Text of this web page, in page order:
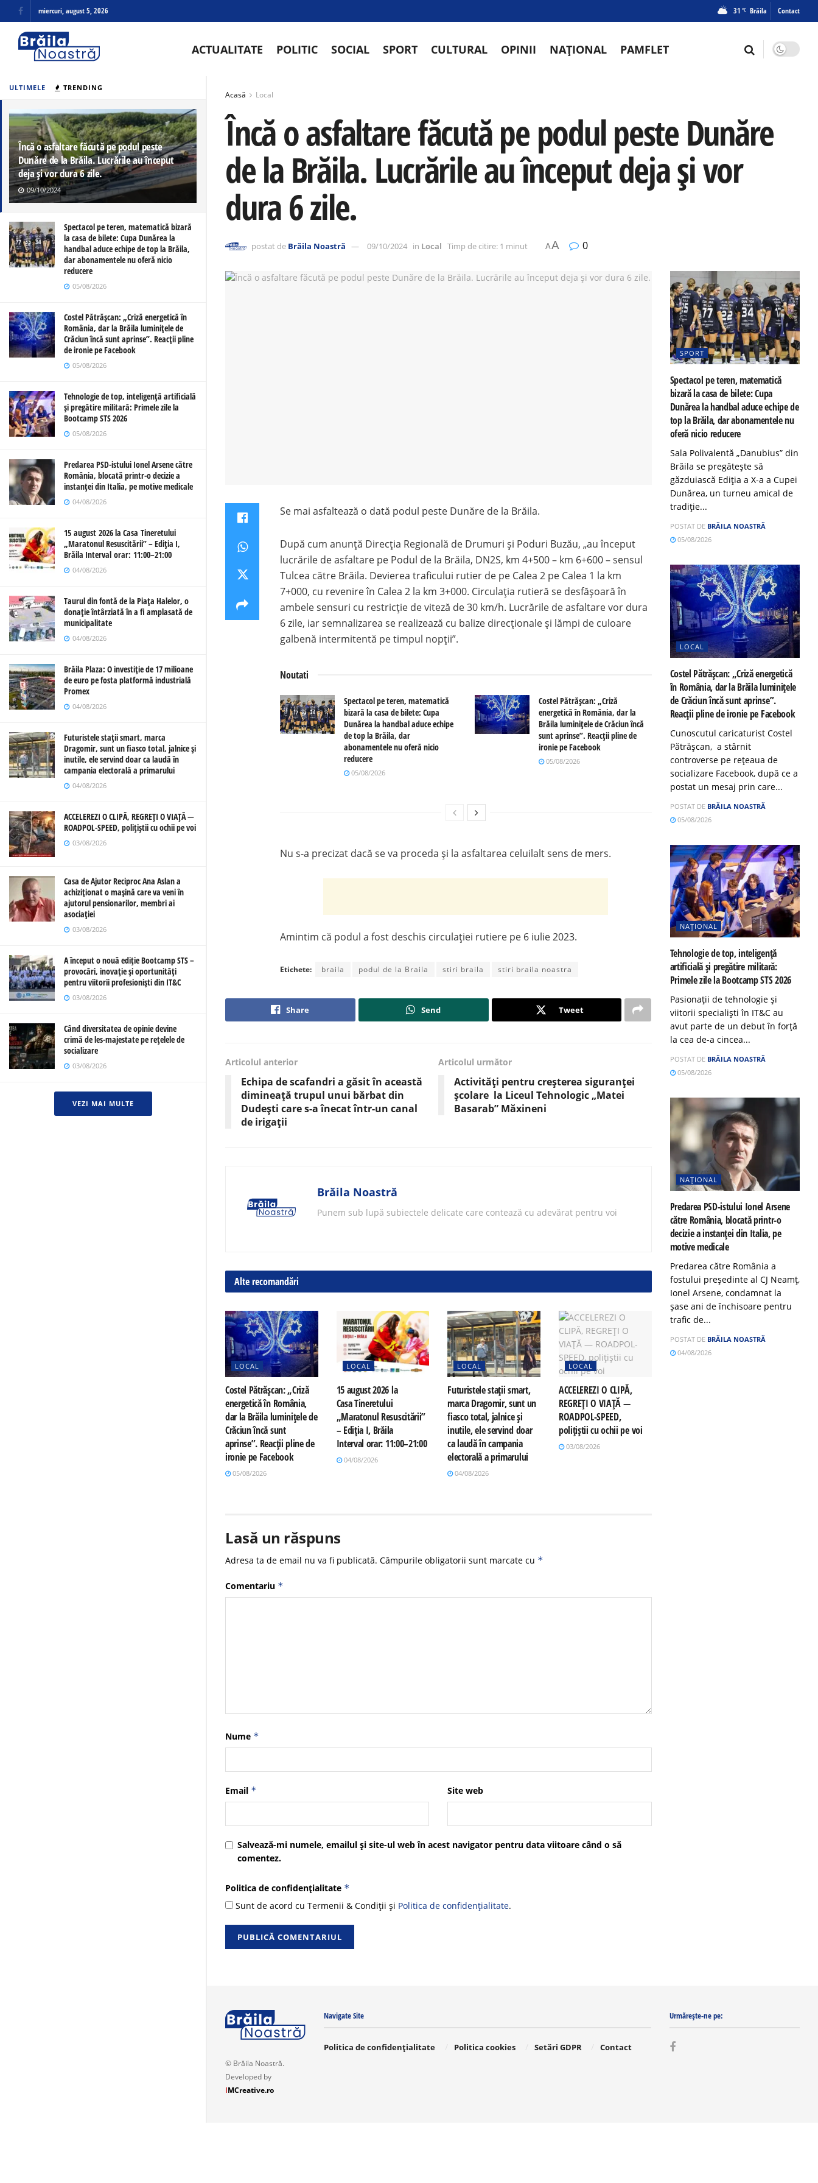
ULTIMELE TRENDING
Încă o asfaltare făcută pe podul peste
Dunăre de la Brăila. Lucrările au început
deja și vor dura 6 zile.
09/10/2024
Spectacol pe teren, matematică bizară
la casa de bilete: Cupa Dunărea la
handbal aduce echipe de top la Brăila,
dar abonamentele nu oferă nicio
reducere
05/08/2026
Costel Pătrășcan: „Criză energetică în
România, dar la Brăila luminițele de
Crăciun încă sunt aprinse”. Reacții pline
de ironie pe Facebook
05/08/2026
Tehnologie de top, inteligență artificială
și pregătire militară: Primele zile la
Bootcamp STS 2026
05/08/2026
Predarea PSD-istului Ionel Arsene către
România, blocată printr-o decizie a
instanței din Italia, pe motive medicale
04/08/2026
15 august 2026 la Casa Tineretului
„Maratonul Resuscitării” – Ediția I,
Brăila Interval orar: 11:00–21:00
04/08/2026
Taurul din fontă de la Piața Halelor, o
donație întârziată în a fi amplasată de
municipalitate
04/08/2026
Brăila Plaza: O investiție de 17 milioane
de euro pe fosta platformă industrială
Promex
04/08/2026
Futuristele stații smart, marca
Dragomir, sunt un fiasco total, jalnice și
inutile, ele servind doar ca laudă în
campania electorală a primarului
04/08/2026
ACCELEREZI O CLIPĂ, REGREȚI O VIAȚĂ —
ROADPOL-SPEED, polițiștii cu ochii pe voi
03/08/2026
Casa de Ajutor Reciproc Ana Aslan a
achiziționat o mașină care va veni în
ajutorul pensionarilor, membri ai
asociației
03/08/2026
A început o nouă ediție Bootcamp STS –
provocări, inovație și oportunități
pentru viitorii profesioniști din IT&C
03/08/2026
Când diversitatea de opinie devine
crimă de les-majestate pe rețelele de
socializare
03/08/2026
VEZI MAI MULTE
miercuri, august 5, 2026 31 °C Brăila Contact
ACTUALITATE POLITIC SOCIAL SPORT CULTURAL OPINII NAȚIONAL PAMFLET
Acasă Local
Încă o asfaltare făcută pe podul peste Dunăre
de la Brăila. Lucrările au început deja și vor
dura 6 zile.
postat de Brăila Noastră 09/10/2024 in Local Timp de citire: 1 minut AA 0
Se mai asfaltează o dată podul peste Dunăre de la Brăila.
După cum anunță Direcția Regională de Drumuri și Poduri Buzău, „au început
lucrările de asfaltare pe Podul de la Brăila, DN2S, km 4+500 – km 6+600 – sensul
Tulcea către Brăila. Devierea traficului rutier de pe Calea 2 pe Calea 1 la km
7+000, cu revenire în Calea 2 la km 3+000. Circulația rutieră se desfășoară în
ambele sensuri cu restricție de viteză de 30 km/h. Lucrările de asfaltare vor dura
6 zile, iar semnalizarea se realizează cu balize direcționale și lămpi de culoare
galbenă intermitentă pe timpul nopții”.
Noutati
Spectacol pe teren, matematică
bizară la casa de bilete: Cupa
Dunărea la handbal aduce echipe
de top la Brăila, dar
abonamentele nu oferă nicio
reducere
05/08/2026
Costel Pătrășcan: „Criză
energetică în România, dar la
Brăila luminițele de Crăciun încă
sunt aprinse”. Reacții pline de
ironie pe Facebook
05/08/2026
Nu s-a precizat dacă se va proceda și la asfaltarea celuilalt sens de mers.
Amintim că podul a fost deschis circulației rutiere pe 6 iulie 2023.
Etichete: braila podul de la Braila stiri braila stiri braila noastra
Share Send Tweet
Articolul anterior
Echipa de scafandri a găsit în această
dimineață trupul unui bărbat din
Dudești care s-a înecat într-un canal
de irigații
Articolul următor
Activități pentru creșterea siguranței
școlare la Liceul Tehnologic „Matei
Basarab” Măxineni
Brăila Noastră
Punem sub lupă subiectele delicate care contează cu adevărat pentru voi
Alte recomandări
LOCAL
Costel Pătrășcan: „Criză
energetică în România,
dar la Brăila luminițele de
Crăciun încă sunt
aprinse”. Reacții pline de
ironie pe Facebook
05/08/2026
LOCAL
15 august 2026 la
Casa Tineretului
„Maratonul Resuscitării”
– Ediția I, Brăila
Interval orar: 11:00–21:00
04/08/2026
LOCAL
Futuristele stații smart,
marca Dragomir, sunt un
fiasco total, jalnice și
inutile, ele servind doar
ca laudă în campania
electorală a primarului
04/08/2026
LOCAL
ACCELEREZI O CLIPĂ,
REGREȚI O VIAȚĂ —
ROADPOL-SPEED,
polițiștii cu ochii pe voi
03/08/2026
Lasă un răspuns
Adresa ta de email nu va fi publicată. Câmpurile obligatorii sunt marcate cu *
Comentariu *
Nume *
Email * Site web
Salvează-mi numele, emailul și site-ul web în acest navigator pentru data viitoare când o să
comentez.
Politica de confidențialitate *
Sunt de acord cu Termenii & Condiții și Politica de confidențialitate.
SPORT
Spectacol pe teren, matematică
bizară la casa de bilete: Cupa
Dunărea la handbal aduce echipe de
top la Brăila, dar abonamentele nu
oferă nicio reducere
Sala Polivalentă „Danubius” din
Brăila se pregătește să
găzduiască Ediția a X-a a Cupei
Dunărea, un turneu amical de
tradiție...
POSTAT DE BRĂILA NOASTRĂ
05/08/2026
LOCAL
Costel Pătrășcan: „Criză energetică
în România, dar la Brăila luminițele
de Crăciun încă sunt aprinse”.
Reacții pline de ironie pe Facebook
Cunoscutul caricaturist Costel
Pătrășcan, a stârnit
controverse pe rețeaua de
socializare Facebook, după ce a
postat un mesaj prin care...
POSTAT DE BRĂILA NOASTRĂ
05/08/2026
NAȚIONAL
Tehnologie de top, inteligență
artificială și pregătire militară:
Primele zile la Bootcamp STS 2026
Pasionații de tehnologie și
viitorii specialiști în IT&C au
avut parte de un debut în forță
la cea de-a cincea...
POSTAT DE BRĂILA NOASTRĂ
05/08/2026
NAȚIONAL
Predarea PSD-istului Ionel Arsene
către România, blocată printr-o
decizie a instanței din Italia, pe
motive medicale
Predarea către România a
fostului președinte al CJ Neamț,
Ionel Arsene, condamnat la
șase ani de închisoare pentru
trafic de...
POSTAT DE BRĂILA NOASTRĂ
04/08/2026
© Brăila Noastră.
Developed by
IMCreative.ro
Navigate Site
Politica de confidențialitate Politica cookies Setări GDPR Contact
Urmărește-ne pe: